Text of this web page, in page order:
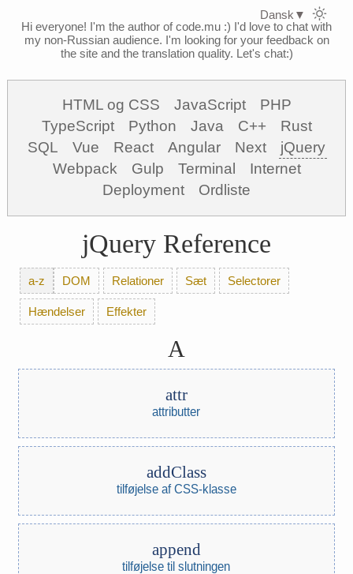
Hi everyone! I'm the author of code.mu :) I'd love to chat with
my non-Russian audience. I'm looking for your feedback on
the site and the translation quality. Let's chat:)
HTML og CSS JavaScript
PHP
TypeScript
Python Java C++
Rust
SQL
Vue React Angular Next
jQuery
Webpack
Gulp Terminal
Internet
Deployment
Ordliste
jQuery Reference
a-z DOM Relationer Sæt Selectorer
Hændelser Effekter
A
attr
attributter
addClass
tilføjelse af CSS-klasse
append
tilføjelse til slutningen
Dansk ▼